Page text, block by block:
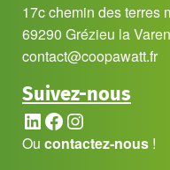
17c chemin des terres
69290 Grézieu la
contact@coopawatt.fr
Suivez-nous
LinkedIn
Facebook
Instagram
Ou contactez-nous !